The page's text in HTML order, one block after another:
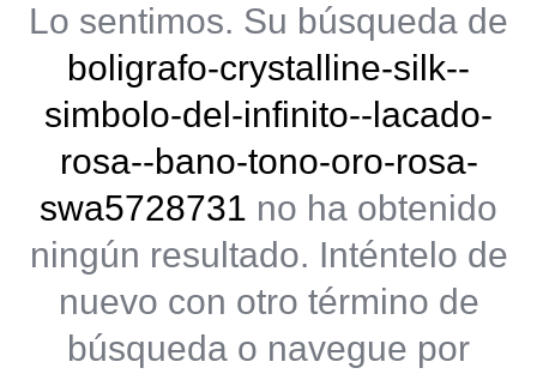
Lo sentimos. Su búsqueda de
boligrafo-crystalline-silk--
simbolo-del-infinito--lacado-
rosa--bano-tono-oro-rosa-
swa5728731 no ha obtenido
ningún resultado. Inténtelo de
nuevo con otro término de
búsqueda o navegue por